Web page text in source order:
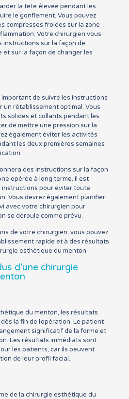
la tête élevée pendant les
le gonflement. Vous pouvez
compresses froides sur la zone
Votre chirurgien vous
instructions sur la façon de
et sur la façon de changer les
de suivre les instructions
un rétablissement optimal. Vous
solides et collants pendant les
de mettre une pression sur la
également éviter les activités
les deux premières semaines
des instructions sur la façon
opérée à long terme. Il est
instructions pour éviter toute
Vous devrez également planifier
avec votre chirurgien pour
se déroule comme prévu.
de votre chirurgien, vous pouvez
rapide et à des résultats
esthétique du menton.
d’une chirurgie
du menton, les résultats
la fin de l’opération. Le patient
significatif de la forme et
Les résultats immédiats sont
les patients, car ils peuvent
de leur profil facial.
de la chirurgie esthétique du